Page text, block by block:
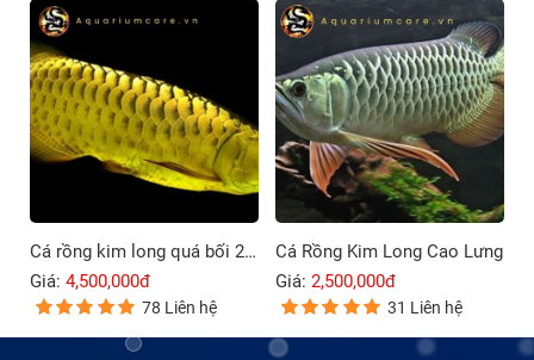
Cá rồng kim long quá bối 24K9999
Giá: 4,500,000đ
78 Liên hệ
Cá Rồng Kim Long Cao Lưng
Giá: 2,500,000đ
31 Liên hệ